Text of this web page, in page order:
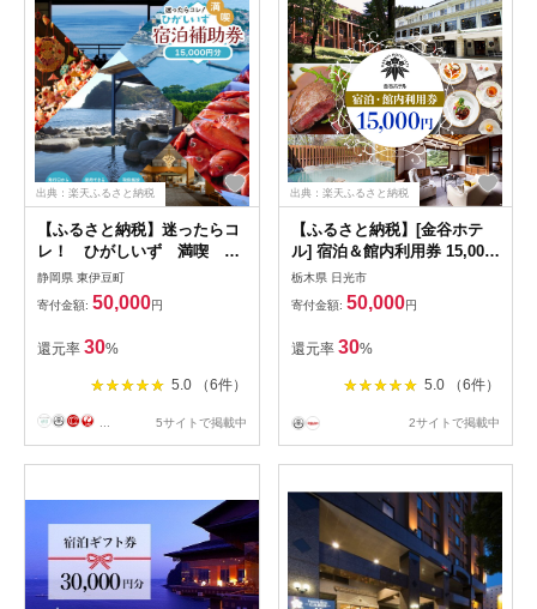
出典：楽天ふるさと納税
【ふるさと納税】迷ったらコ
レ！ ひがしいず 満喫 宿
泊 補助券 （1万5千円分）
D001／静岡県 東伊豆町
静岡県 東伊豆町
寄付金額: 50,000円
還元率 30%
5.0 （6件）
... 5サイトで掲載中
出典：楽天ふるさと納税
【ふるさと納税】[金谷ホテ
ル] 宿泊＆館内利用券 15,000
円分｜日光市 ホテル 観光 旅
行 旅行券 宿泊 宿泊券 チケッ
ト 夏休み 紅葉 [0034]
栃木県 日光市
寄付金額: 50,000円
還元率 30%
5.0 （6件）
2サイトで掲載中